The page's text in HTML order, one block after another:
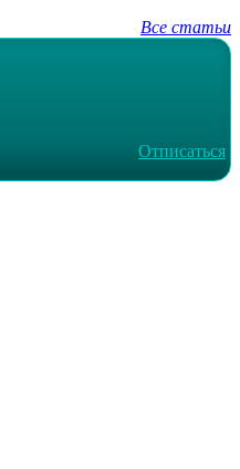
Все статьи
Отписаться